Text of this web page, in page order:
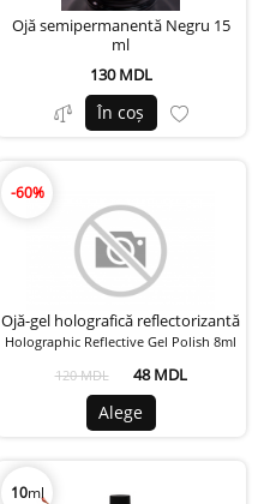
Ojă semipermanentă Negru 15
ml
130 MDL
În coș
-60%
Ojă-gel holografică reflectorizantă
Holographic Reflective Gel Polish 8ml
120 MDL
48 MDL
Alege
10ml